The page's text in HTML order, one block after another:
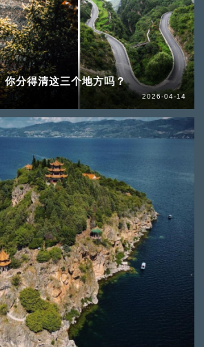
你分得清这三个地方吗？
2026-04-14